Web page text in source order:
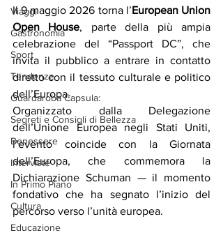
Viaggi
Gastronomia
Sport
Tendenze
Guardaroba Capsula:
Segreti e Consigli di Bellezza
Benessere
Interviste
In Primo Piano
Cultura
Educazione
Il 9 maggio 2026 torna l’European Union
Open House, parte della più ampia
celebrazione del “Passport DC”, che
invita il pubblico a entrare in contatto
diretto con il tessuto culturale e politico
dell’Europa.
Organizzato dalla Delegazione
dell’Unione Europea negli Stati Uniti,
l’evento coincide con la Giornata
dell’Europa, che commemora la
Dichiarazione Schuman — il momento
fondativo che ha segnato l’inizio del
percorso verso l’unità europea.